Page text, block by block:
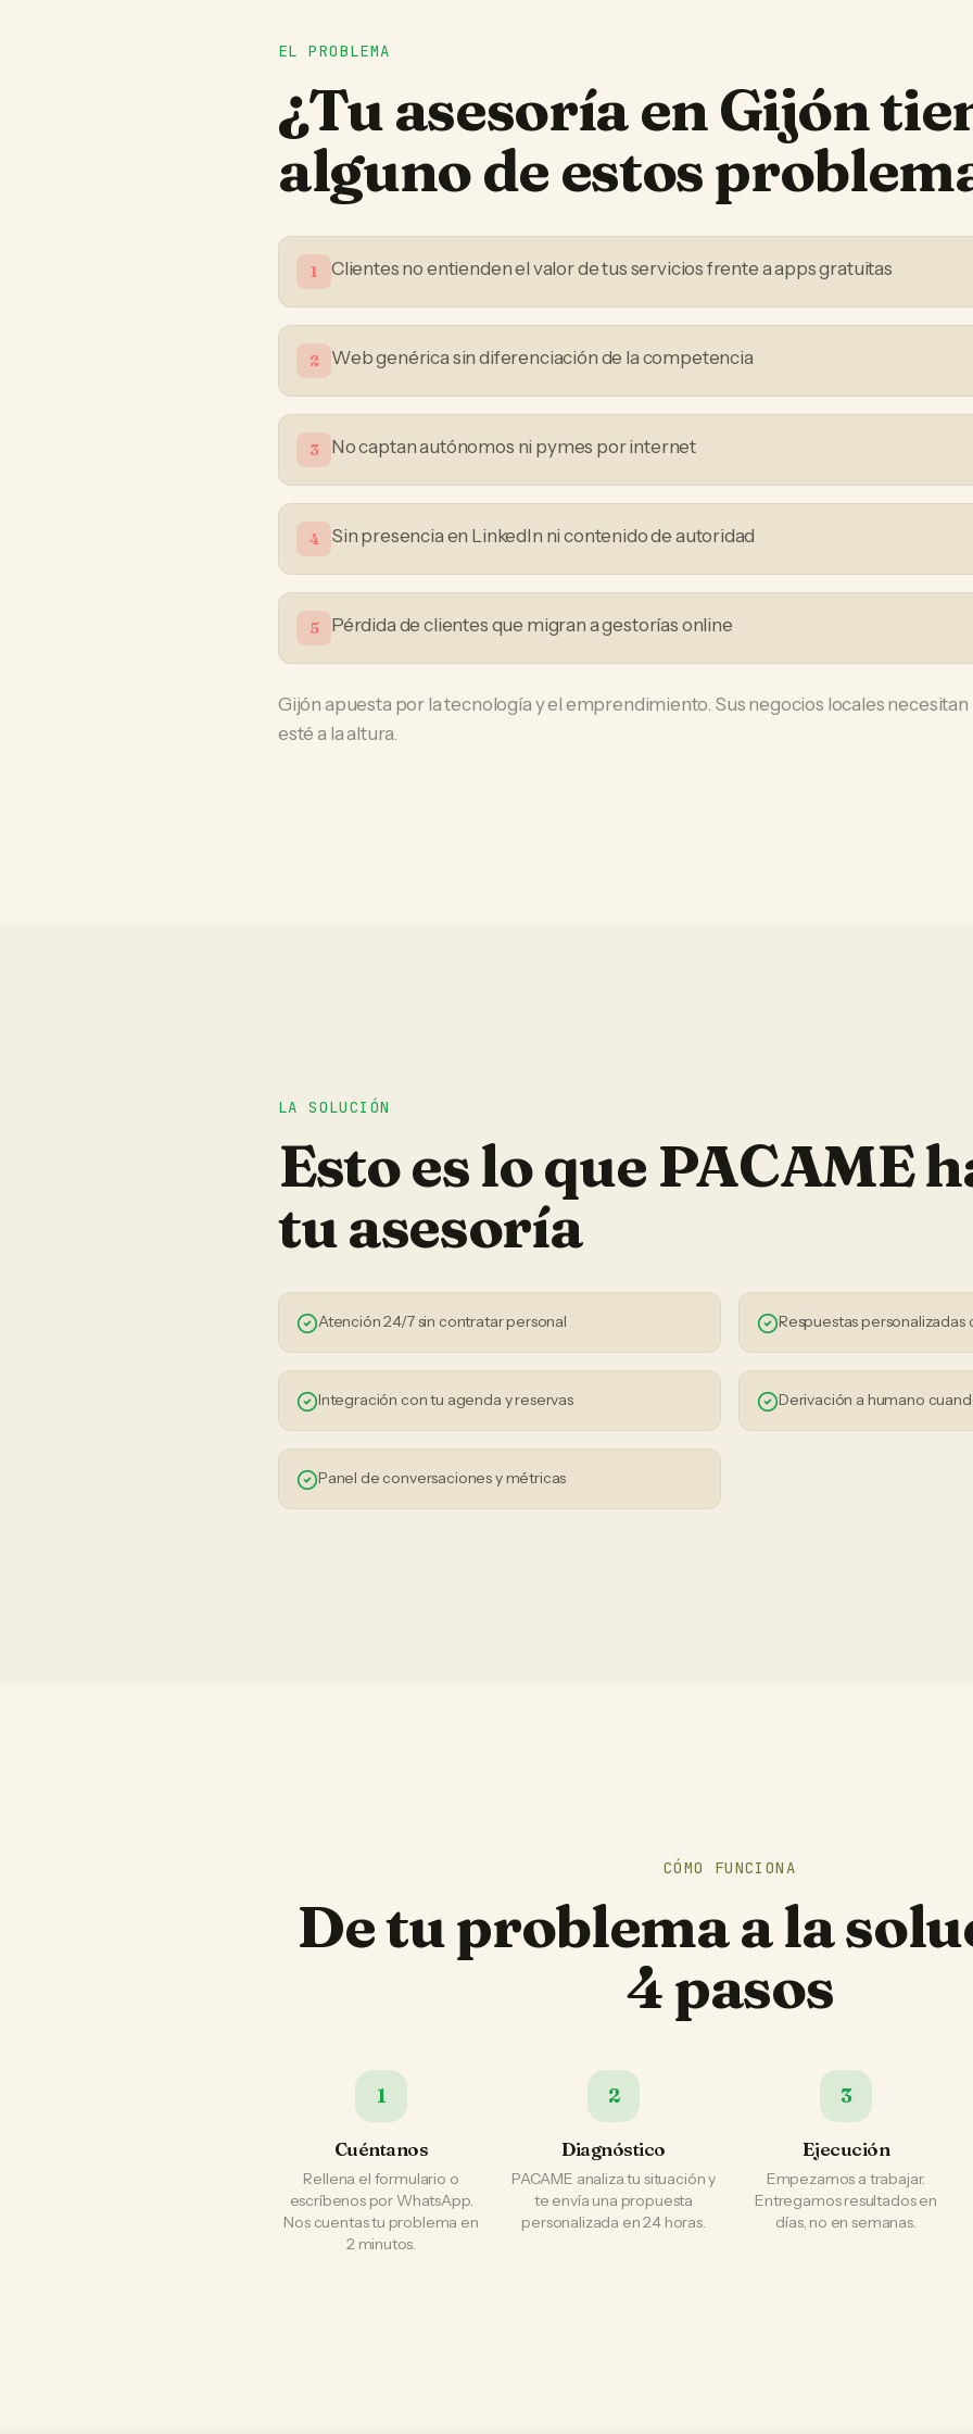
EL PROBLEMA
¿TuasesoríaenGijón
alguno de estos
1 Clientes no entienden el valor de tus servicios frente a apps gratuitas
2 Web genérica sin diferenciación de la competencia
3 No captan autónomos ni pymes por internet
4 Sin presencia en LinkedIn ni contenido de autoridad
5 Pérdida de clientes que migran a gestorías online
Gijón apuesta por la tecnología y el emprendimiento. Sus negocios locales
esté a la altura.
LA SOLUCIÓN
Esto es lo que PACAME
tuasesoría
Atención 24/7 sin contratar personal Respuestas personalizadas
Integración con tu agenda y reservas Derivación a humano
Panel de conversaciones y métricas
CÓMO FUNCIONA
De tu problema a la
4 pasos
1
Cuéntanos
Rellena el formulario o
escríbenos por WhatsApp.
Nos cuentas tu problema en
2 minutos.
2
Diagnóstico
PACAME analiza tu situación y
te envía una propuesta
personalizada en 24 horas.
3
Ejecución
Empezamos a trabajar.
Entregamos resultados en
días, no en semanas.